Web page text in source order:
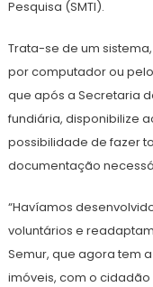
Pesquisa (SMTI).
Trata-se de um
por computador ou
que após a Secretaria
fundiária, disponibilize
possibilidade de fazer
documentação
“Havíamos
voluntários e
Semur, que agora tem
imóveis, com o